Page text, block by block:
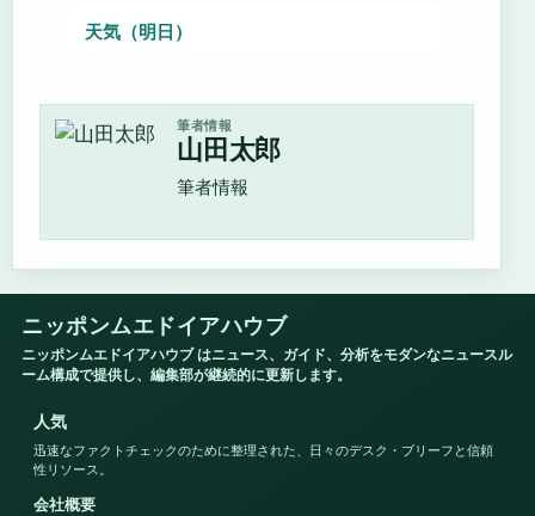
天気（明日）
筆者情報
山田太郎
筆者情報
ニッポンムエドイアハウブ
ニッポンムエドイアハウブ はニュース、ガイド、分析をモダンなニュースル
ーム構成で提供し、編集部が継続的に更新します。
人気
迅速なファクトチェックのために整理された、日々のデスク・ブリーフと信頼
性リソース。
会社概要